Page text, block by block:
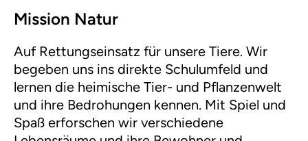
Mission Natur
Auf Rettungseinsatz für unsere Tiere. Wir
begeben uns ins direkte Schulumfeld und
lernen die heimische Tier- und Pflanzenwelt
und ihre Bedrohungen kennen. Mit Spiel und
Spaß erforschen wir verschiedene